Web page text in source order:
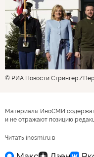
© РИА Новости Стрингер
Материалы ИноСМИ
и не отражают позицию
Читать inosmi.ru в